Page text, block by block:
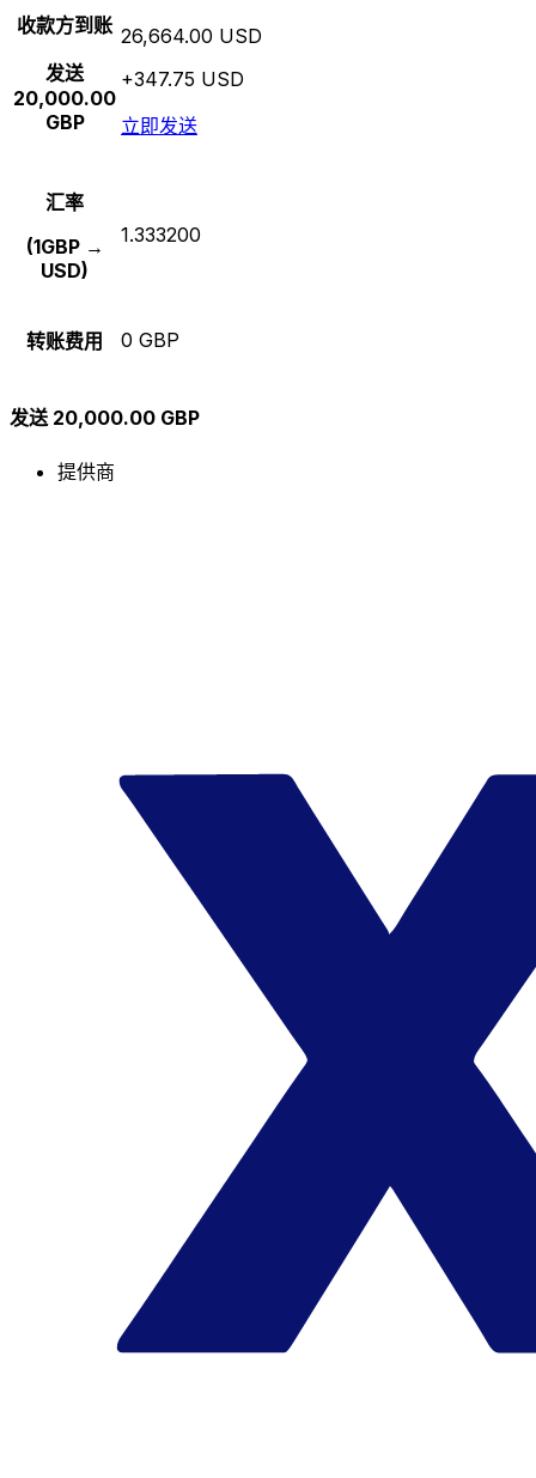
收款方到账
发送
20,000.00
GBP
26,664.00 USD
+347.75 USD
立即发送
汇率
(1GBP →
USD)
1.333200
转账费用 0 GBP
发送 20,000.00 GBP
提供商